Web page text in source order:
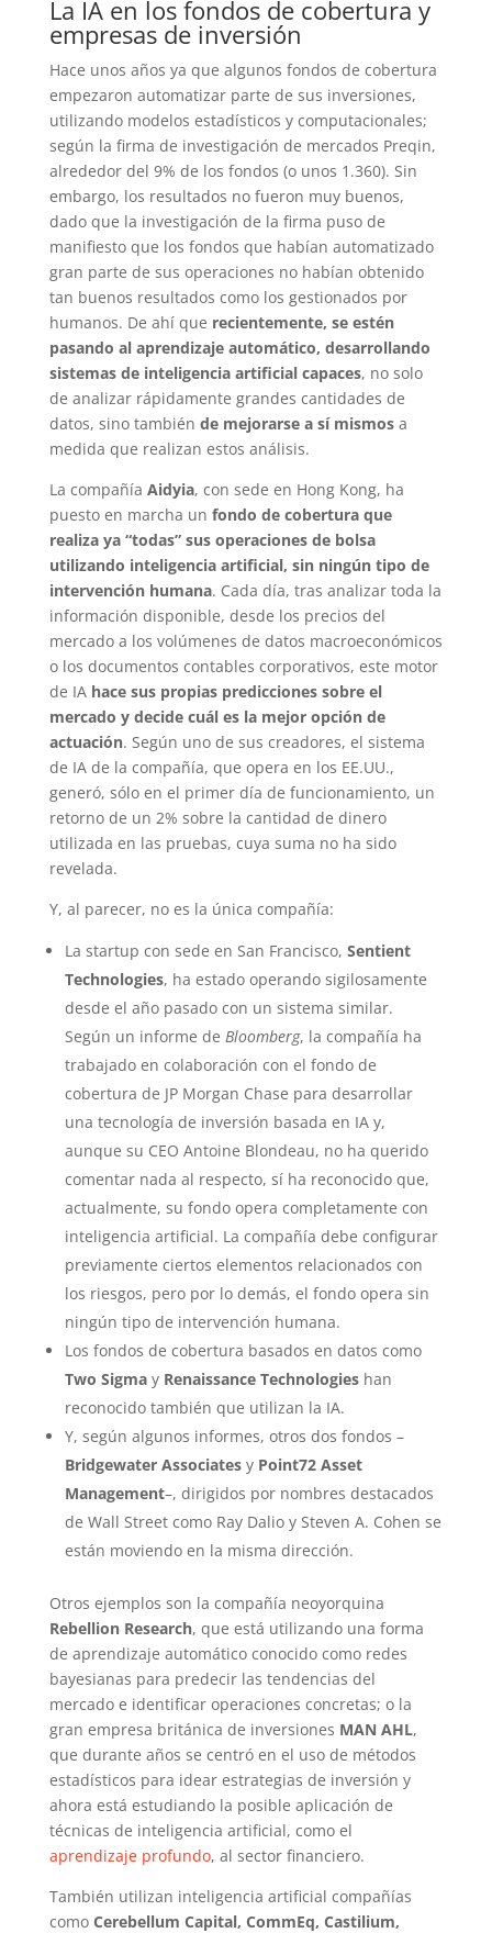
La IA en los fondos de cobertura y
empresas de inversión
Hace unos años ya que algunos fondos de cobertura
empezaron automatizar parte de sus inversiones,
utilizando modelos estadísticos y computacionales;
según la firma de investigación de mercados Preqin,
alrededor del 9% de los fondos (o unos 1.360). Sin
embargo, los resultados no fueron muy buenos,
dado que la investigación de la firma puso de
manifiesto que los fondos que habían automatizado
gran parte de sus operaciones no habían obtenido
tan buenos resultados como los gestionados por
humanos. De ahí que recientemente, se estén
pasando al aprendizaje automático, desarrollando
sistemas de inteligencia artificial capaces, no solo
de analizar rápidamente grandes cantidades de
datos, sino también de mejorarse a sí mismosa
medida que realizan estos análisis.
La compañía Aidyia, con sede en Hong Kong, ha
puesto en marcha un fondo de cobertura que
realiza ya “todas” sus operaciones de bolsa
utilizando inteligencia artificial, sin ningún tipo de
intervención humana. Cada día, tras analizar toda la
información disponible, desde los precios del
mercado a los volúmenes de datos macroeconómicos
o los documentos contables corporativos, este motor
de IA hace sus propias predicciones sobre el
mercado y decide cuál es la mejor opción de
actuación. Según uno de sus creadores, el sistema
de IA de la compañía, que opera en los EE.UU.,
generó, sólo en el primer día de funcionamiento, un
retorno de un 2% sobre la cantidad de dinero
utilizada en las pruebas, cuya suma no ha sido
revelada.
Y, al parecer, no es la única compañía:
La startup con sede en San Francisco, Sentient
Technologies, ha estado operando sigilosamente
desde el año pasado con un sistema similar.
Según un informe de Bloomberg, la compañía ha
trabajado en colaboración con el fondo de
cobertura de JP Morgan Chase para desarrollar
una tecnología de inversión basada en IA y,
aunque su CEO Antoine Blondeau, no ha querido
comentar nada al respecto, sí ha reconocido que,
actualmente, su fondo opera completamente con
inteligencia artificial. La compañía debe configurar
previamente ciertos elementos relacionados con
los riesgos, pero por lo demás, el fondo opera sin
ningún tipo de intervención humana.
Los fondos de cobertura basados en datos como
Two Sigmay Renaissance Technologieshan
reconocido también que utilizan la IA.
Y, según algunos informes, otros dos fondos –
Bridgewater Associatesy Point72 Asset
Management–, dirigidos por nombres destacados
de Wall Street como Ray Dalio y Steven A. Cohen se
están moviendo en la misma dirección.
Otros ejemplos son la compañía neoyorquina
Rebellion Research, que está utilizando una forma
de aprendizaje automático conocido como redes
bayesianas para predecir las tendencias del
mercado e identificar operaciones concretas; o la
gran empresa británica de inversiones MAN AHL,
que durante años se centró en el uso de métodos
estadísticos para idear estrategias de inversión y
ahora está estudiando la posible aplicación de
técnicas de inteligencia artificial, como el
aprendizaje profundo, al sector financiero.
También utilizan inteligencia artificial compañías
como Cerebellum Capital, CommEq, Castilium,